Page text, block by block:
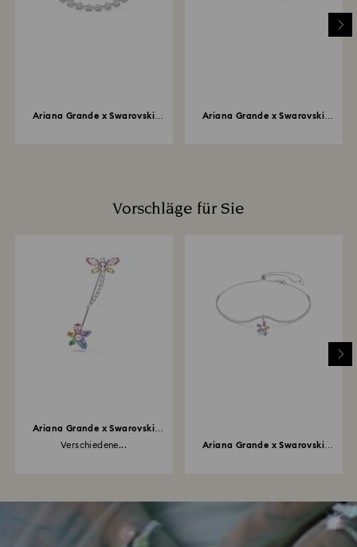
Ariana Grande x Swarovski
Ariana Grande x Swarovski
Vorschläge für Sie
Ariana Grande x Swarovski
Verschiedene...
Ariana Grande x Swarovski